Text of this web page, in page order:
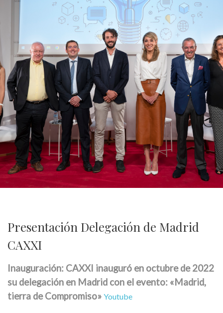
Presentación Delegación de Madrid
CAXXI
Inauguración: CAXXI inauguró en octubre de 2022
su delegación en Madrid con el evento: «Madrid,
tierra de Compromiso» Youtube